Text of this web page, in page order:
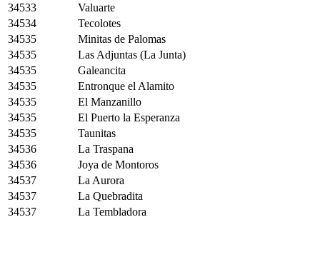
34533
Valuarte
34534
Tecolotes
34535
Minitas de Palomas
34535
Las Adjuntas (La Junta)
34535
Galeancita
34535
Entronque el Alamito
34535
El Manzanillo
34535
El Puerto la Esperanza
34535
Taunitas
34536
La Traspana
34536
Joya de Montoros
34537
La Aurora
34537
La Quebradita
34537
La Tembladora